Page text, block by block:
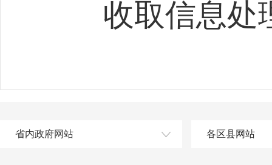
收取信息处
省内政府网站 各区县网站